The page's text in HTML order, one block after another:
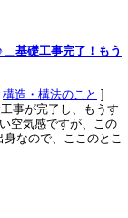
基礎工事完了！もう
構造・構法のこと ]
事が完了し、もうす
空気感ですが、この
なので、ここのとこ